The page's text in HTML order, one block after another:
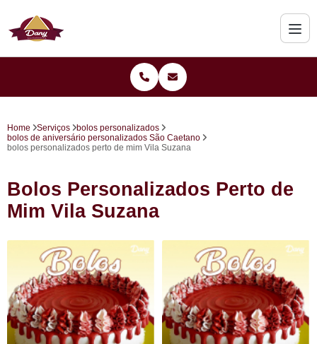
Home Serviços
bolos personalizados
bolos de aniversário personalizados São Caetano
bolos personalizados perto de mim Vila Suzana
Bolos Personalizados Perto de
Mim Vila Suzana